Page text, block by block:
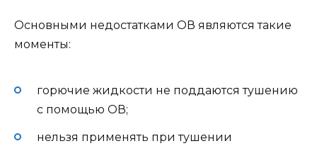
Основными недостатками ОВ являются такие
моменты:
горючие жидкости не поддаются тушению
с помощью ОВ;
нельзя применять при тушении